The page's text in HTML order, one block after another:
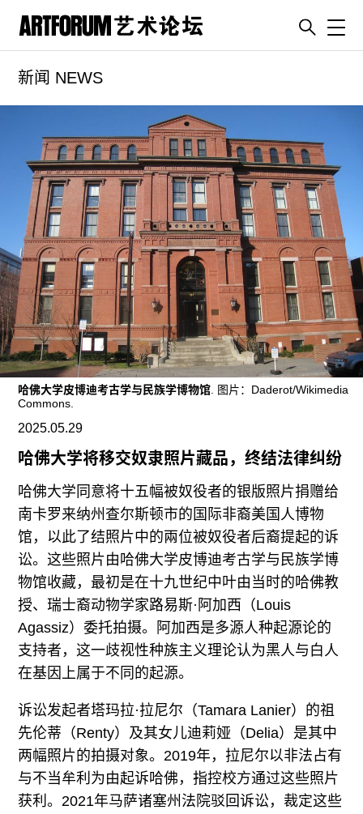
artguide
新闻
展评
杂志
专栏
视频
ENGLISH
ART & EDUCATION
广告
订阅
往期内容
联系我们
关注我们
新闻 NEWS
哈佛大学皮博迪考古学与民族学博物馆. 图片：Daderot/Wikimedia
Commons.
2025.05.29
哈佛大学将移交奴隶照片藏品，终结法律纠纷
哈佛大学同意将十五幅被奴役者的银版照片捐赠给
南卡罗来纳州查尔斯顿市的国际非裔美国人博物
馆，以此了结照片中的兩位被奴役者后裔提起的诉
讼。这些照片由哈佛大学皮博迪考古学与民族学博
物馆收藏，最初是在十九世纪中叶由当时的哈佛教
授、瑞士裔动物学家路易斯·阿加西（Louis
Agassiz）委托拍摄。阿加西是多源人种起源论的
支持者，这一歧视性种族主义理论认为黑人与白人
在基因上属于不同的起源。
诉讼发起者塔玛拉·拉尼尔（Tamara Lanier）的祖
先伦蒂（Renty）及其女儿迪莉娅（Delia）是其中
两幅照片的拍摄对象。2019年，拉尼尔以非法占有
与不当牟利为由起诉哈佛，指控校方通过这些照片
获利。2021年马萨诸塞州法院驳回诉讼，裁定这些